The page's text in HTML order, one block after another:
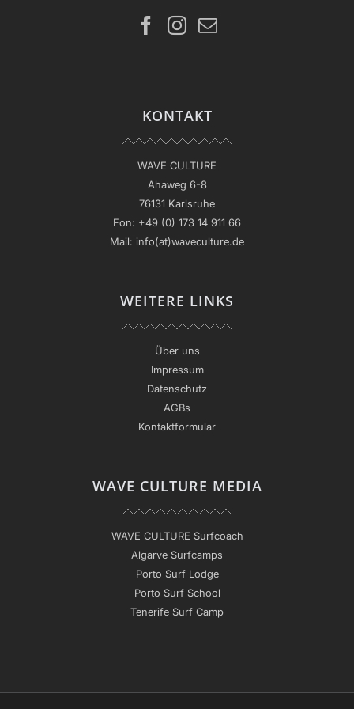
KONTAKT
WAVE CULTURE
Ahaweg 6-8
76131 Karlsruhe
Fon: +49 (0) 173 14 911 66
Mail: info(at)waveculture.de
WEITERE LINKS
Über uns
Impressum
Datenschutz
AGBs
Kontaktformular
WAVE CULTURE MEDIA
WAVE CULTURE Surfcoach
Algarve Surfcamps
Porto Surf Lodge
Porto Surf School
Tenerife Surf Camp